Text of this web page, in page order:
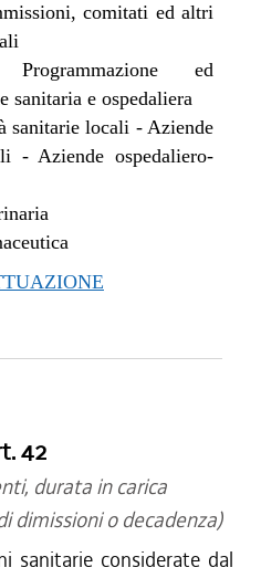
comitati ed altri
Programmazione ed
sanitaria e ospedaliera
sanitarie locali - Aziende
- Aziende ospedaliero-
42
durata in carica
dimissioni o decadenza)
sanitarie considerate dal